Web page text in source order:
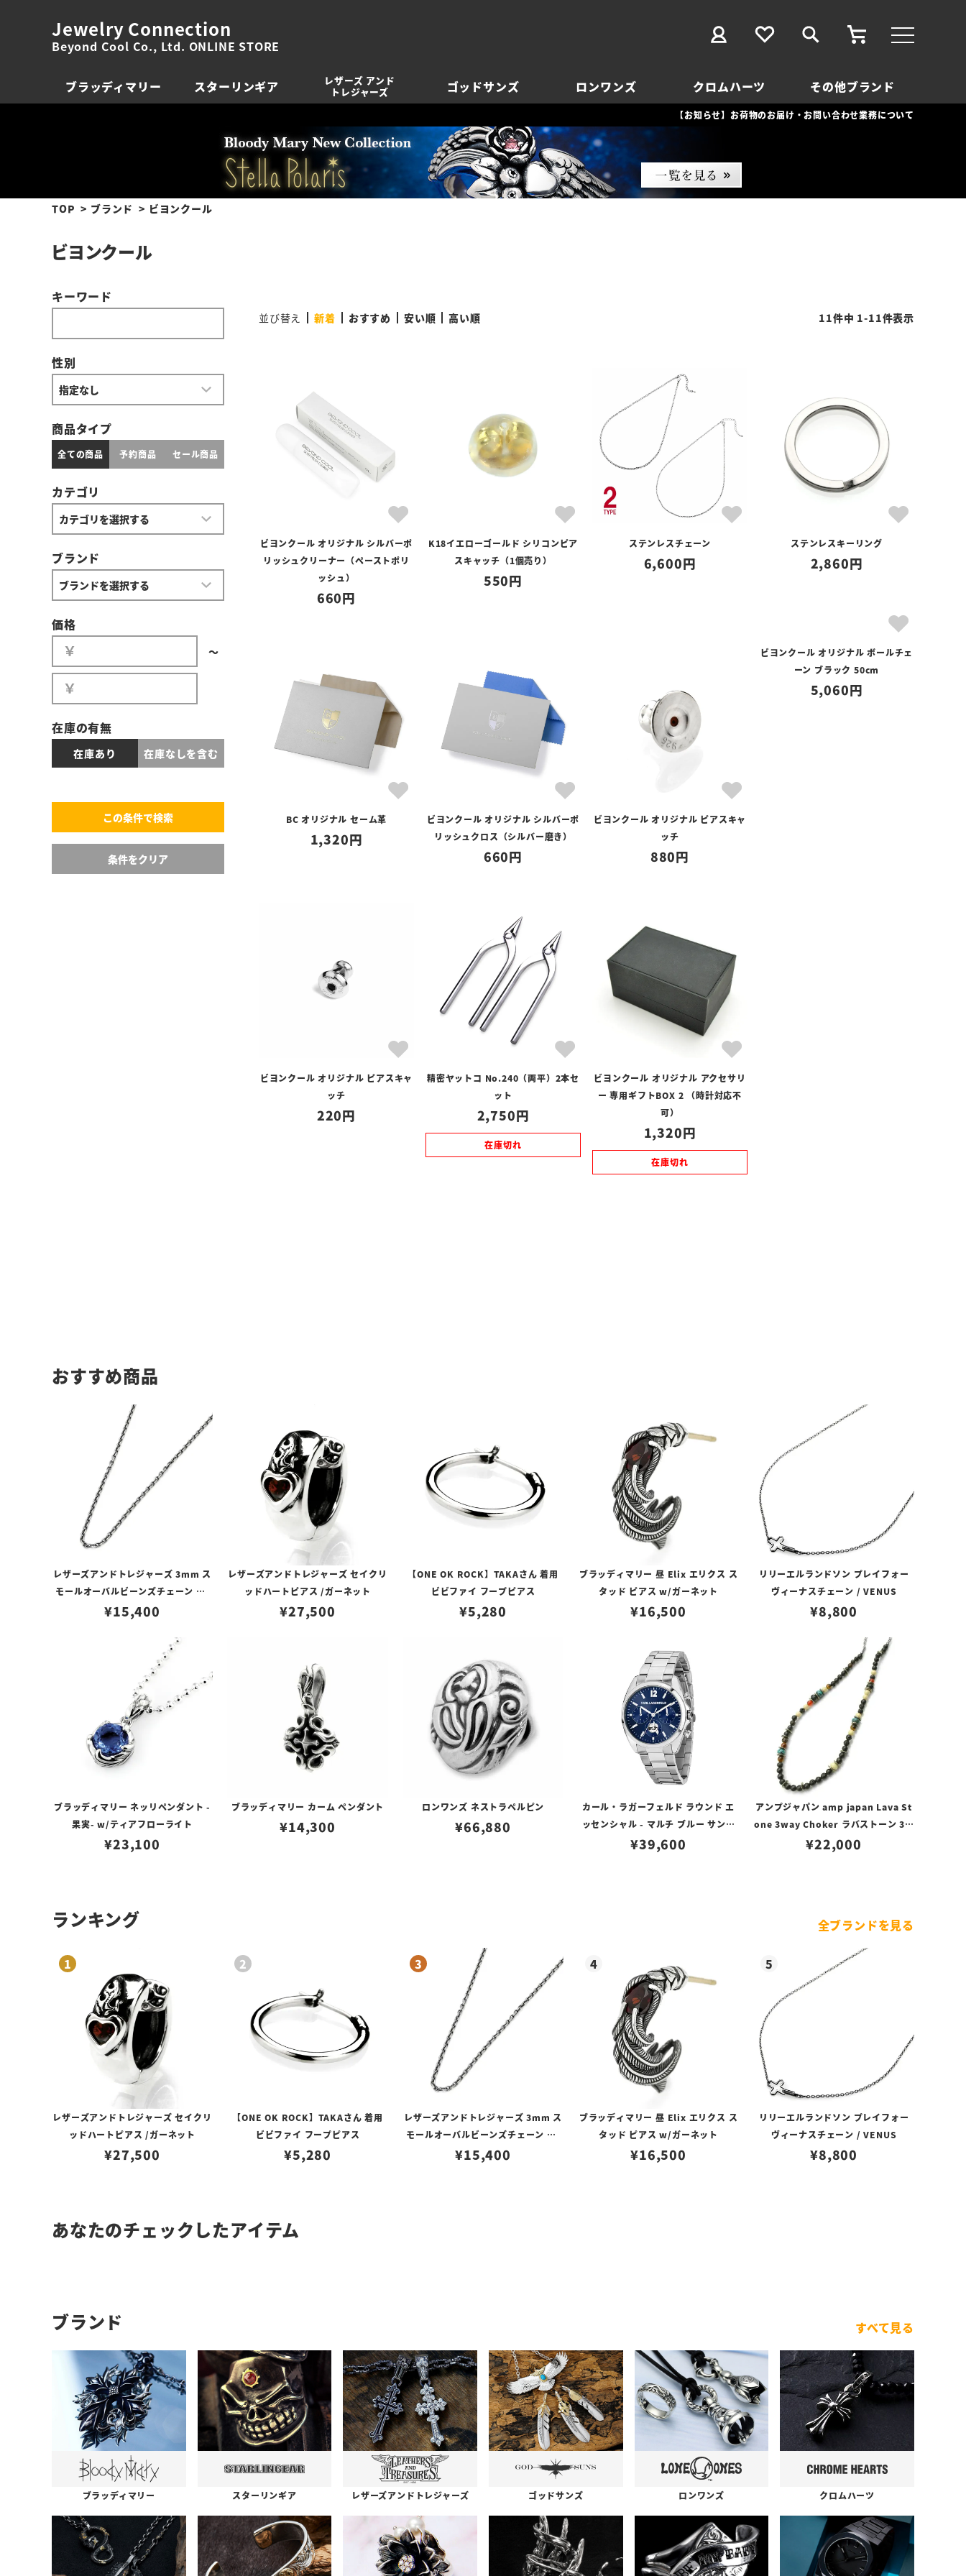
Jewelry Connection
Beyond Cool Co., Ltd. ONLINE STORE
ブラッディマリー スターリンギア
レザーズ アンド
トレジャーズ
ゴッドサンズ ロンワンズ クロムハーツ その他ブランド
【お知らせ】お荷物のお届け・お問い合わせ業務について
TOP ブランド ビヨンクール
ビヨンクール
キーワード
性別
商品タイプ
全ての商品 予約商品 セール商品
カテゴリ
ブランド
価格
〜
在庫の有無
在庫あり 在庫なしを含む
並び替え 新着 おすすめ 安い順 高い順 11件中 1-11件表示
ビヨンクール オリジナル シルバーポ
リッシュクリーナー（ペーストポリ
ッシュ）
660
K18イエローゴールド シリコンピア
スキャッチ（1個売り）
550
ステンレスチェーン
6,600
ステンレスキーリング
2,860
BC オリジナル セーム革
1,320
ビヨンクール オリジナル シルバーポ
リッシュクロス（シルバー磨き）
660
ビヨンクール オリジナル ピアスキャ
ッチ
880
ビヨンクール オリジナル ボールチェ
ーン ブラック 50cm
5,060
ビヨンクール オリジナル ピアスキャ
ッチ
220
精密ヤットコ No.240（両平）2本セ
ット
2,750
在庫切れ
ビヨンクール オリジナル アクセサリ
ー 専用ギフトBOX 2 （時計対応不
可）
1,320
在庫切れ
おすすめ商品
レザーズアンドトレジャーズ 3mm ス
モールオーバルビーンズチェーン w/
ロブスタークラスプ＆LTロゴプレート
¥15,400
レザーズアンドトレジャーズ セイクリ
ッドハートピアス /ガーネット
¥27,500
【ONE OK ROCK】TAKAさん 着用
ビビファイ フープピアス
¥5,280
ブラッディマリー 昼 Elix エリクス ス
タッド ピアス w/ガーネット
¥16,500
リリーエルランドソン プレイフォー
ヴィーナスチェーン / VENUS
¥8,800
ブラッディマリー ネッリペンダント -
果実- w/ティアフローライト
¥23,100
ブラッディマリー カーム ペンダント
¥14,300
ロンワンズ ネストラペルピン
¥66,880
カール・ラガーフェルド ラウンド エ
ッセンシャル - マルチ ブルー サンレ
イ アイコン ダイヤル シルバー
¥39,600
アンプジャパン amp japan Lava St
one 3way Choker ラバストーン 3W
AYチョーカー
¥22,000
ランキング 全ブランドを見る
レザーズアンドトレジャーズ セイクリ
ッドハートピアス /ガーネット
¥27,500
【ONE OK ROCK】TAKAさん 着用
ビビファイ フープピアス
¥5,280
レザーズアンドトレジャーズ 3mm ス
モールオーバルビーンズチェーン w/
ロブスタークラスプ＆LTロゴプレート
¥15,400
ブラッディマリー 昼 Elix エリクス ス
タッド ピアス w/ガーネット
¥16,500
リリーエルランドソン プレイフォー
ヴィーナスチェーン / VENUS
¥8,800
あなたのチェックしたアイテム
ブランド すべて見る
ブラッディマリー スターリンギア レザーズアンドトレジャーズ ゴッドサンズ ロンワンズ クロムハーツ